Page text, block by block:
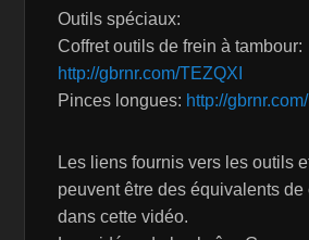
Outils spéciaux:
Coffret outils de frein à tambour:
http://gbrnr.com/TEZQXI
Pinces longues: http://
Les liens fournis vers les outils
peuvent être des équivalents
dans cette vidéo.